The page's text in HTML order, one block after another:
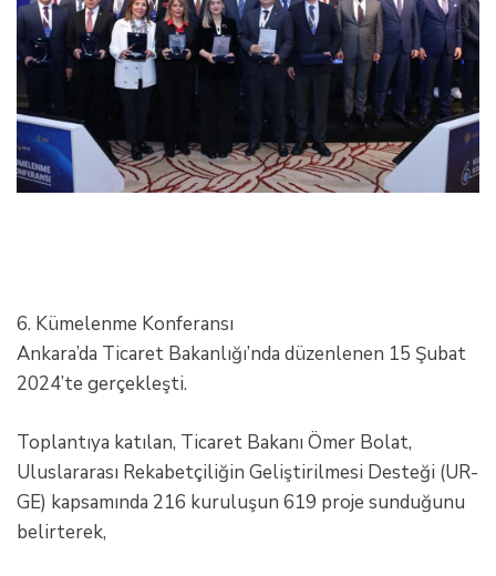
6. Kümelenme Konferansı
Ankara’da Ticaret Bakanlığı’nda düzenlenen 15 Şubat
2024’te gerçekleşti.
Toplantıya katılan, Ticaret Bakanı Ömer Bolat,
Uluslararası Rekabetçiliğin Geliştirilmesi Desteği (UR-
GE) kapsamında 216 kuruluşun 619 proje sunduğunu
belirterek,